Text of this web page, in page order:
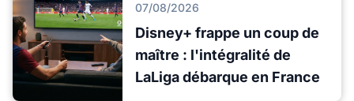
07/08/2026
Disney+ frappe un coup de
maître : l'intégralité de
LaLiga débarque en France